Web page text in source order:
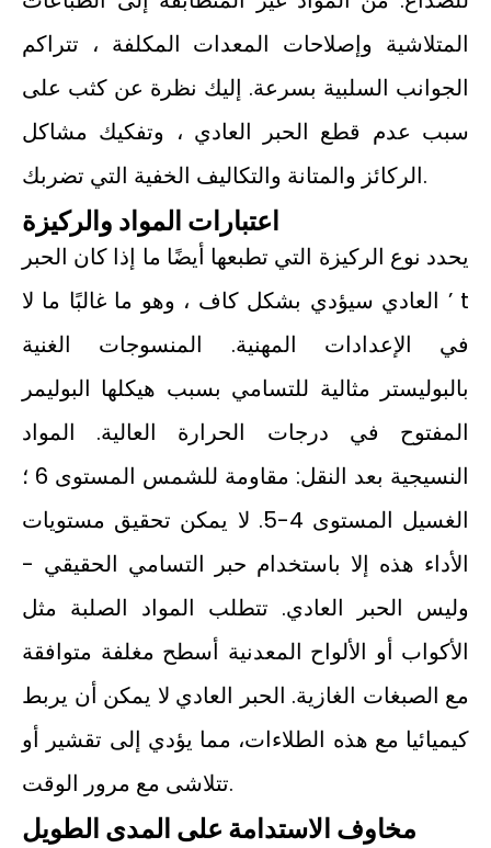
المتلاشية وإصلاحات المعدات المكلفة ، تتراكم
الجوانب السلبية بسرعة. إليك نظرة عن كثب على
سبب عدم قطع الحبر العادي ، وتفكيك مشاكل
الركائز والمتانة والتكاليف الخفية التي تضربك.
اعتبارات المواد والركيزة
يحدد نوع الركيزة التي تطبعها أيضًا ما إذا كان الحبر
العادي سيؤدي بشكل كاف ، وهو ما غالبًا ما لا ’ t
في الإعدادات المهنية. المنسوجات الغنية
بالبوليستر مثالية للتسامي بسبب هيكلها البوليمر
المفتوح في درجات الحرارة العالية. المواد
النسيجية بعد النقل: مقاومة للشمس المستوى 6 ؛
الغسيل المستوى 4-5. لا يمكن تحقيق مستويات
الأداء هذه إلا باستخدام حبر التسامي الحقيقي -
وليس الحبر العادي. تتطلب المواد الصلبة مثل
الأكواب أو الألواح المعدنية أسطح مغلفة متوافقة
مع الصبغات الغازية. الحبر العادي لا يمكن أن يربط
كيميائيا مع هذه الطلاءات، مما يؤدي إلى تقشير أو
تتلاشى مع مرور الوقت.
مخاوف الاستدامة على المدى الطويل